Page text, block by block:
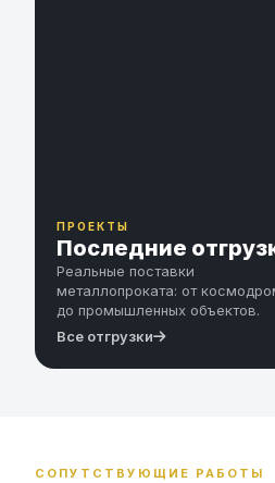
ПРОЕКТЫ
Последние
Реальные поставки
металлопроката: от
до промышленных объектов.
Все отгрузки
СОПУТСТВУЮЩИЕ РАБОТЫ